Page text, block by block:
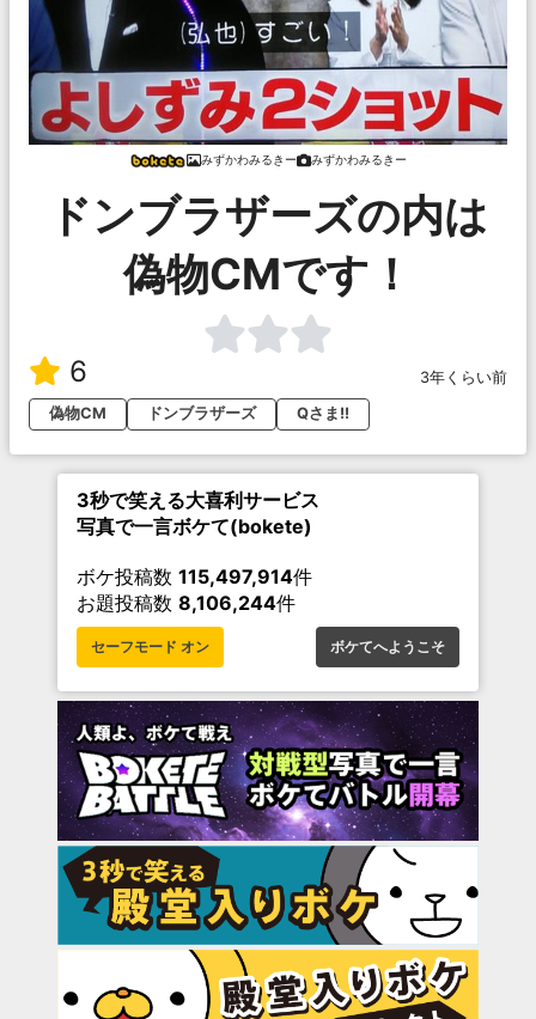
みずかわみるきー みずかわみるきー
ドンブラザーズの内は
偽物CMです！
6
3年くらい前
偽物CM
ドンブラザーズ Qさま!!
3秒で笑える大喜利サービス
写真で一言ボケて(bokete)
ボケ投稿数 115,497,914件
お題投稿数 8,106,244件
セーフモード オン ボケてへようこそ